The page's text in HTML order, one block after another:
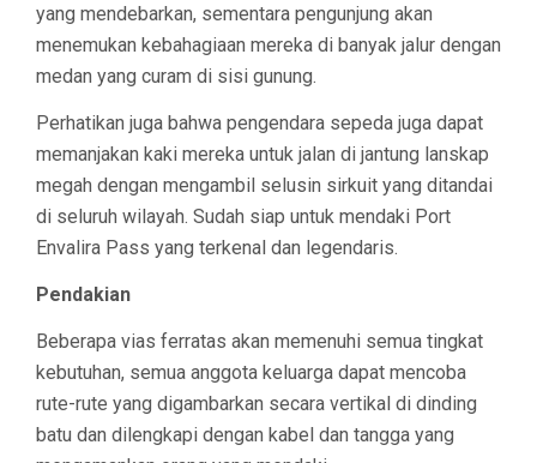
yang mendebarkan, sementara pengunjung akan
menemukan kebahagiaan mereka di banyak jalur dengan
medan yang curam di sisi gunung.
Perhatikan juga bahwa pengendara sepeda juga dapat
memanjakan kaki mereka untuk jalan di jantung lanskap
megah dengan mengambil selusin sirkuit yang ditandai
di seluruh wilayah. Sudah siap untuk mendaki Port
Envalira Pass yang terkenal dan legendaris.
Pendakian
Beberapa vias ferratas akan memenuhi semua tingkat
kebutuhan, semua anggota keluarga dapat mencoba
rute-rute yang digambarkan secara vertikal di dinding
batu dan dilengkapi dengan kabel dan tangga yang